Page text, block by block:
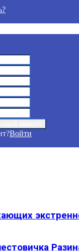
Войти